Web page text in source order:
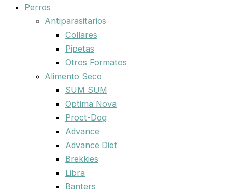
Perros
Antiparasitarios
Collares
Pipetas
Otros Formatos
Alimento Seco
SUM SUM
Optima Nova
Proct-Dog
Advance
Advance Diet
Brekkies
Libra
Banters